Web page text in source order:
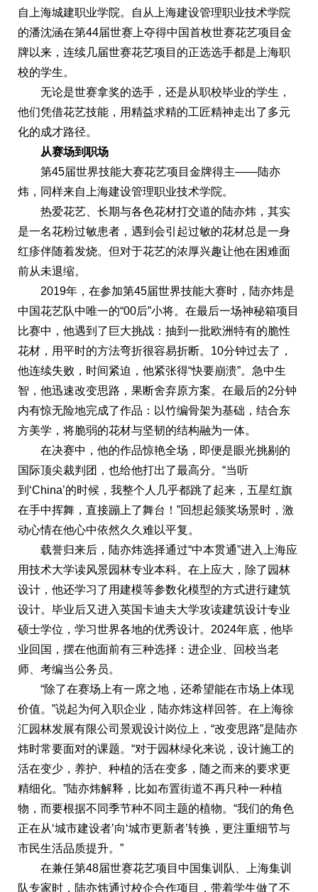
自上海城建职业学院。自从上海建设管理职业技术学院
的潘沈涵在第44届世赛上夺得中国首枚世赛花艺项目金
牌以来，连续几届世赛花艺项目的正选选手都是上海职
校的学生。
无论是世赛拿奖的选手，还是从职校毕业的学生，
他们凭借花艺技能，用精益求精的工匠精神走出了多元
化的成才路径。
从赛场到职场
第45届世界技能大赛花艺项目金牌得主——陆亦
炜，同样来自上海建设管理职业技术学院。
热爱花艺、长期与各色花材打交道的陆亦炜，其实
是一名花粉过敏患者，遇到会引起过敏的花材总是一身
红疹伴随着发烧。但对于花艺的浓厚兴趣让他在困难面
前从未退缩。
2019年，在参加第45届世界技能大赛时，陆亦炜是
中国花艺队中唯一的“00后”小将。在最后一场神秘箱项目
比赛中，他遇到了巨大挑战：抽到一批欧洲特有的脆性
花材，用平时的方法弯折很容易折断。10分钟过去了，
他连续失败，时间紧迫，他紧张得“快要崩溃”。急中生
智，他迅速改变思路，果断舍弃原方案。在最后的2分钟
内有惊无险地完成了作品：以竹编骨架为基础，结合东
方美学，将脆弱的花材与坚韧的结构融为一体。
在决赛中，他的作品惊艳全场，即便是眼光挑剔的
国际顶尖裁判团，也给他打出了最高分。“当听
到‘China’的时候，我整个人几乎都跳了起来，五星红旗
在手中挥舞，直接蹦上了舞台！”回想起颁奖场景时，激
动心情在他心中依然久久难以平复。
载誉归来后，陆亦炜选择通过“中本贯通”进入上海应
用技术大学读风景园林专业本科。在上应大，除了园林
设计，他还学习了用建模等参数化模型的方式进行建筑
设计。毕业后又进入英国卡迪夫大学攻读建筑设计专业
硕士学位，学习世界各地的优秀设计。2024年底，他毕
业回国，摆在他面前有三种选择：进企业、回校当老
师、考编当公务员。
“除了在赛场上有一席之地，还希望能在市场上体现
价值。”说起为何入职企业，陆亦炜这样回答。在上海徐
汇园林发展有限公司景观设计岗位上，“改变思路”是陆亦
炜时常要面对的课题。“对于园林绿化来说，设计施工的
活在变少，养护、种植的活在变多，随之而来的要求更
精细化。”陆亦炜解释，比如布置街道不再只种一种植
物，而要根据不同季节种不同主题的植物。“我们的角色
正在从‘城市建设者’向‘城市更新者’转换，更注重细节与
市民生活品质提升。”
在兼任第48届世赛花艺项目中国集训队、上海集训
队专家时，陆亦炜通过校企合作项目，带着学生做了不